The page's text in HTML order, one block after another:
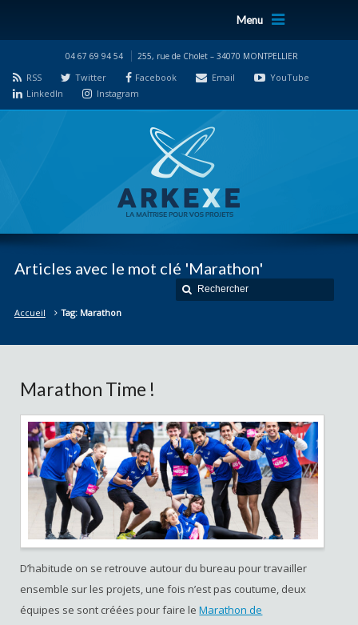
Menu
04 67 69 94 54 255, rue de Cholet – 34070 MONTPELLIER
RSS Twitter Facebook Email
YouTube
LinkedIn
Instagram
Articles avec le mot clé 'Marathon'
Accueil Tag: Marathon
Marathon Time !
D’habitude on se retrouve autour du bureau pour travailler
ensemble sur les projets, une fois n’est pas coutume, deux
équipes se sont créées pour faire leMarathon de